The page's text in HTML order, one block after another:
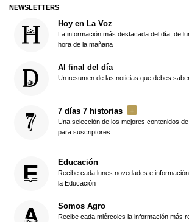
NEWSLETTERS
Hoy en La Voz
La información más destacada del día, de
hora de la mañana
Al final del día
Un resumen de las noticias que debes
7 días 7 historias
Una selección de los mejores contenidos
para suscriptores
Educación
Recibe cada lunes novedades e
la Educación
Somos Agro
Recibe cada miércoles la información más